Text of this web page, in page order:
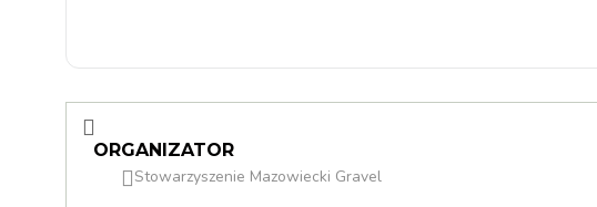
ORGANIZATOR
Stowarzyszenie Mazowiecki Gravel